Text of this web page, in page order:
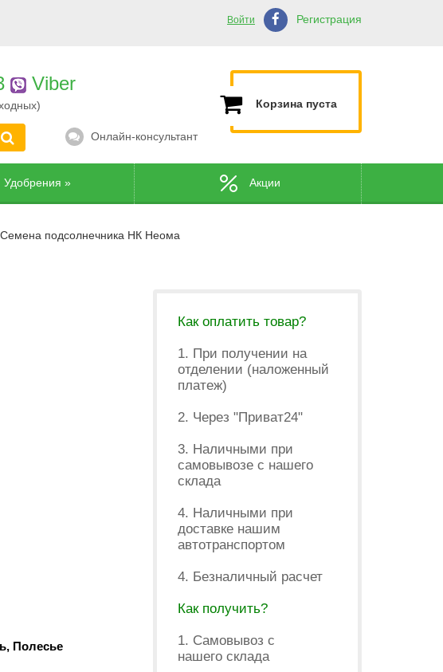
Войти Регистрация
Viber
Онлайн-консультант
Корзина пуста
Удобрения » Акции
Семена подсолнечника НК Неома
Полесье
Как оплатить товар?
1. При получении на
отделении (наложенный
платеж)
2. Через "Приват24"
3. Наличными при
самовывозе с нашего
склада
4. Наличными при
доставке нашим
автотранспортом
4. Безналичный расчет
Как получить?
1. Самовывоз с
нашего склада